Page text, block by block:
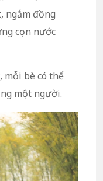
ngắm đồng
cọn nước
mỗi bè có thể
một người.